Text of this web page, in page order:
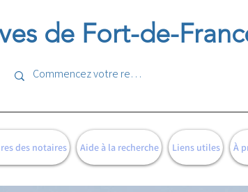
de Fort-de-
des notaires Aide à la recherche Liens utiles À